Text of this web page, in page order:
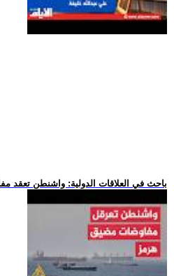
.. باحث في العلاقات الدولية: واشنطن تعقد